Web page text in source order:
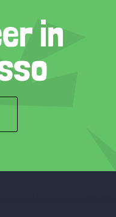
in